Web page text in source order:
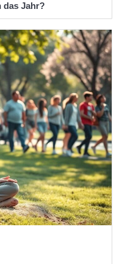
das Jahr?